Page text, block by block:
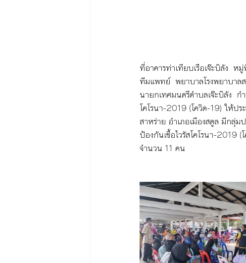
ที่อาคารท่าเทียบเรือเจ๊ะบิลัง  ห
ทีมแพทย์  พยาบาลโรงพยาบาล
นายกเทศมนตรีตำบลเจ๊ะบิลัง
โคโรนา-2019 (โควิด-19) ให้ป
สาหร่าย อำเภอเมืองสตูล มีกลุ่
ป้องกันเชื้อไวรัสโคโรนา-2019
จำนวน 11 คน